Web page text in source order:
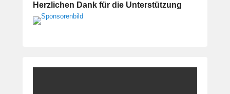
Herzlichen Dank für die Unterstützung